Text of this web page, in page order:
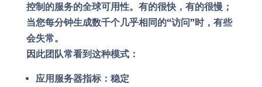
控制的服务的全球可用性。有的很快，有的很慢；
当您每分钟生成数千个几乎相同的“访问”时，有些
会失常。
因此团队常看到这种模式：
应用服务器指标：稳定